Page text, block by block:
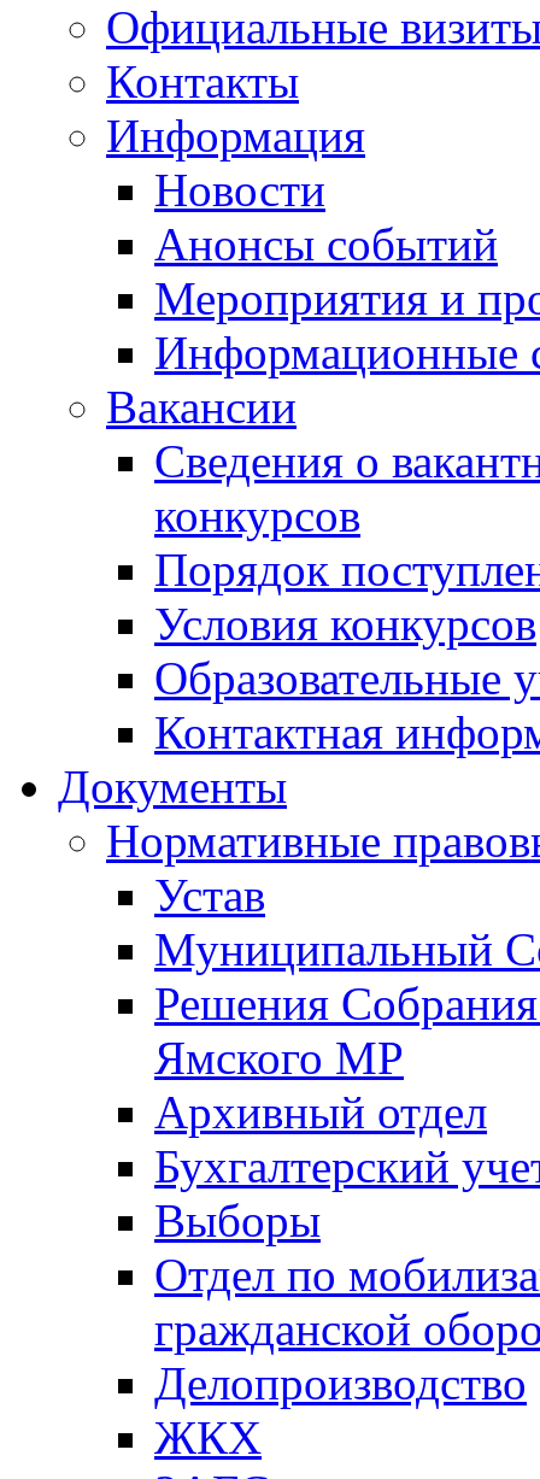
Официальные
Контакты
Информация
Новости
Анонсы событий
Мероприятия и
Информационные
Вакансии
Сведения о
конкурсов
Порядок
Условия конкурсов
Образовательные
Контактная
Документы
Нормативные
Устав
Муниципальный
Решения
Ямского МР
Архивный отдел
Бухгалтерский
Выборы
Отдел по
гражданской
Делопроизводство
ЖКХ